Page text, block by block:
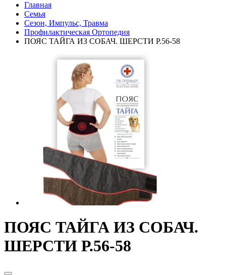
Главная
Семья
Сезон, Импульс, Травма
Профилактическая Ортопедия
ПОЯС ТАЙГА ИЗ СОБАЧ. ШЕРСТИ Р.56-58
ПОЯС ТАЙГА ИЗ СОБАЧ.
ШЕРСТИ Р.56-58